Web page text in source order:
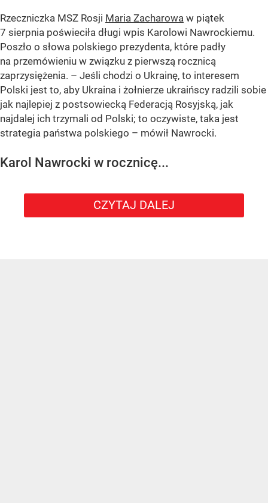
Rzeczniczka MSZ Rosji Maria Zacharowa w piątek
7 sierpnia poświeciła długi wpis Karolowi Nawrockiemu.
Poszło o słowa polskiego prezydenta, które padły
na przemówieniu w związku z pierwszą rocznicą
zaprzysiężenia. – Jeśli chodzi o Ukrainę, to interesem
Polski jest to, aby Ukraina i żołnierze ukraińscy radzili sobie
jak najlepiej z postsowiecką Federacją Rosyjską, jak
najdalej ich trzymali od Polski; to oczywiste, taka jest
strategia państwa polskiego – mówił Nawrocki.
Karol Nawrocki w rocznicę...
CZYTAJ DALEJ